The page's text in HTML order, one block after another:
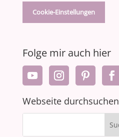
Cookie-Einstellungen
Folge mir auch hier
Webseite durchsuchen